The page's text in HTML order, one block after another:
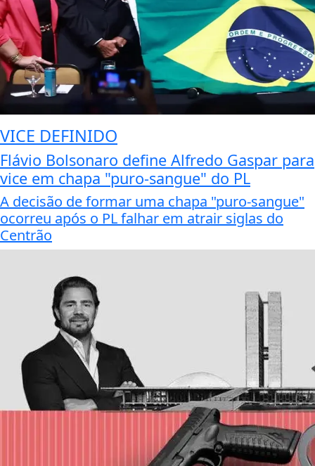
VICE DEFINIDO
Flávio Bolsonaro define Alfredo Gaspar para
vice em chapa "puro-sangue" do PL
A decisão de formar uma chapa "puro-sangue"
ocorreu após o PL falhar em atrair siglas do
Centrão